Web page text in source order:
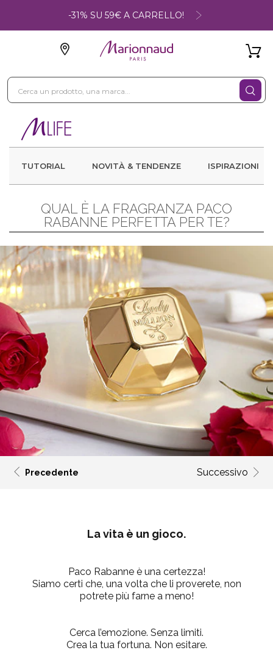
-31% SU 59€ A CARRELLO!
TUTORIAL NOVITÀ & TENDENZE ISPIRAZIONI
QUAL È LA FRAGRANZA PACO
RABANNE PERFETTA PER TE?
Precedente Successivo
La vita è un gioco.
Paco Rabanne è una certezza!
Siamo certi che, una volta che li proverete, non
potrete più farne a meno!
Cerca l’emozione. Senza limiti.
Crea la tua fortuna. Non esitare.